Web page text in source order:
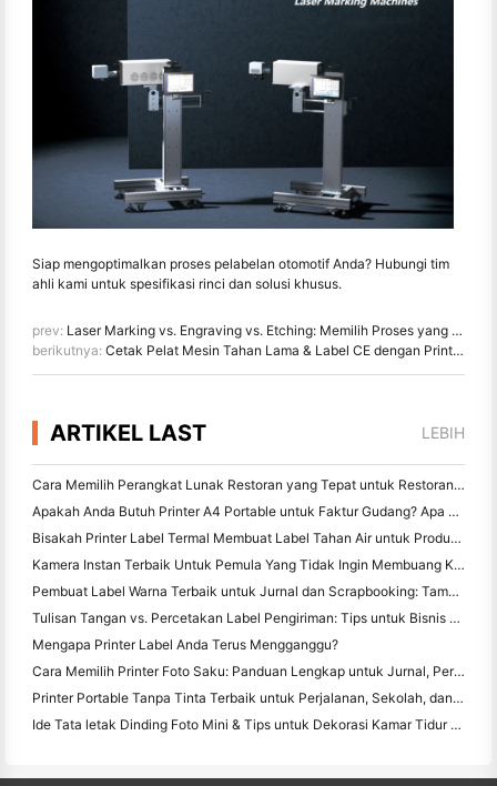
Siap mengoptimalkan proses pelabelan otomotif Anda? Hubungi tim
ahli kami untuk spesifikasi rinci dan solusi khusus.
prev: Laser Marking vs. Engraving vs. Etching: Memilih Proses yang Tepat untuk Aplikasi Anda
berikutnya: Cetak Pelat Mesin Tahan Lama & Label CE dengan Printer HPRT untuk Kepatuhan
ARTIKEL LAST LEBIH
Cara Memilih Perangkat Lunak Restoran yang Tepat untuk Restoran Kecil atau Midsize Anda
Apakah Anda Butuh Printer A4 Portable untuk Faktur Gudang? Apa yang sebenarnya bekerja
Bisakah Printer Label Termal Membuat Label Tahan Air untuk Produk Bisnis Kecil?
Kamera Instan Terbaik Untuk Pemula Yang Tidak Ingin Membuang Kertas
Pembuat Label Warna Terbaik untuk Jurnal dan Scrapbooking: Tambahkan Lebih Banyak Warna ke Setiap Halaman
Tulisan Tangan vs. Percetakan Label Pengiriman: Tips untuk Bisnis Kecil di 2026
Mengapa Printer Label Anda Terus Mengganggu?
Cara Memilih Printer Foto Saku: Panduan Lengkap untuk Jurnal, Perjalanan, dan Pengguna iPhone
Printer Portable Tanpa Tinta Terbaik untuk Perjalanan, Sekolah, dan Kerja Mobile: Hanin MT620 Pro Review
Ide Tata letak Dinding Foto Mini & Tips untuk Dekorasi Kamar Tidur dan Asrama